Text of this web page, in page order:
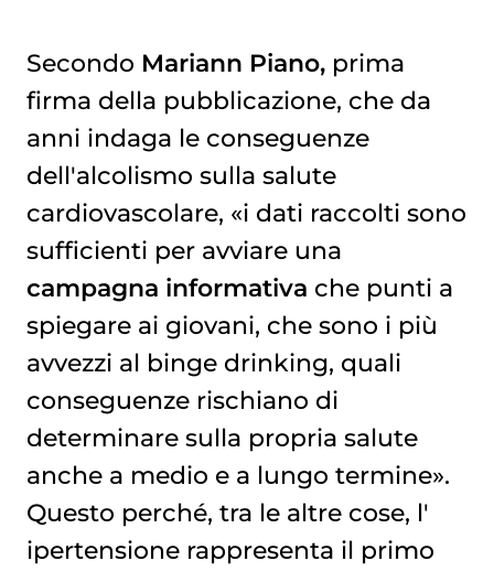
Secondo Mariann Piano,prima
firma della pubblicazione, che da
anni indaga le conseguenze
dell'alcolismo sulla salute
cardiovascolare, «i dati raccolti sono
sufficienti per avviare una
campagna informativa che punti a
spiegare ai giovani, che sono i più
avvezzi al binge drinking, quali
conseguenze rischiano di
determinare sulla propria salute
anche a medio e a lungo termine».
Questo perché, tra le altre cose, l'
ipertensionerappresenta il primo